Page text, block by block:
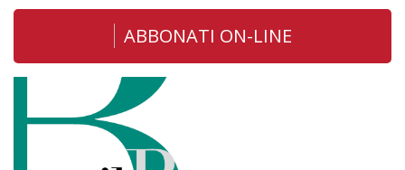
ABBONATI ON-LINE